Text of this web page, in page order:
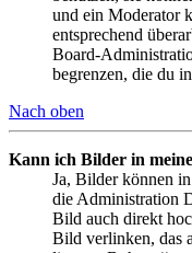
und ein Moderator
entsprechend
Board-
begrenzen, die du
Nach oben
Kann ich Bilder in
Ja, Bilder können
die Administration
Bild auch direkt
Bild verlinken, das